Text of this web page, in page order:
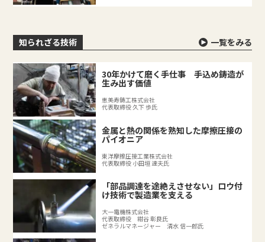
知られざる技術 一覧をみる
30年かけて磨く手仕事 手込め鋳造が
生み出す価値
恵美寿鋳工株式会社
代表取締役 久下 歩氏
金属と熱の関係を熟知した摩擦圧接の
パイオニア
東洋摩擦圧接工業株式会社
代表取締役 小田垣 達夫氏
「部品調達を途絶えさせない」ロウ付
け技術で製造業を支える
大一電機株式会社
代表取締役 紺谷 彰良氏
ゼネラルマネージャー 清水 信一郎氏